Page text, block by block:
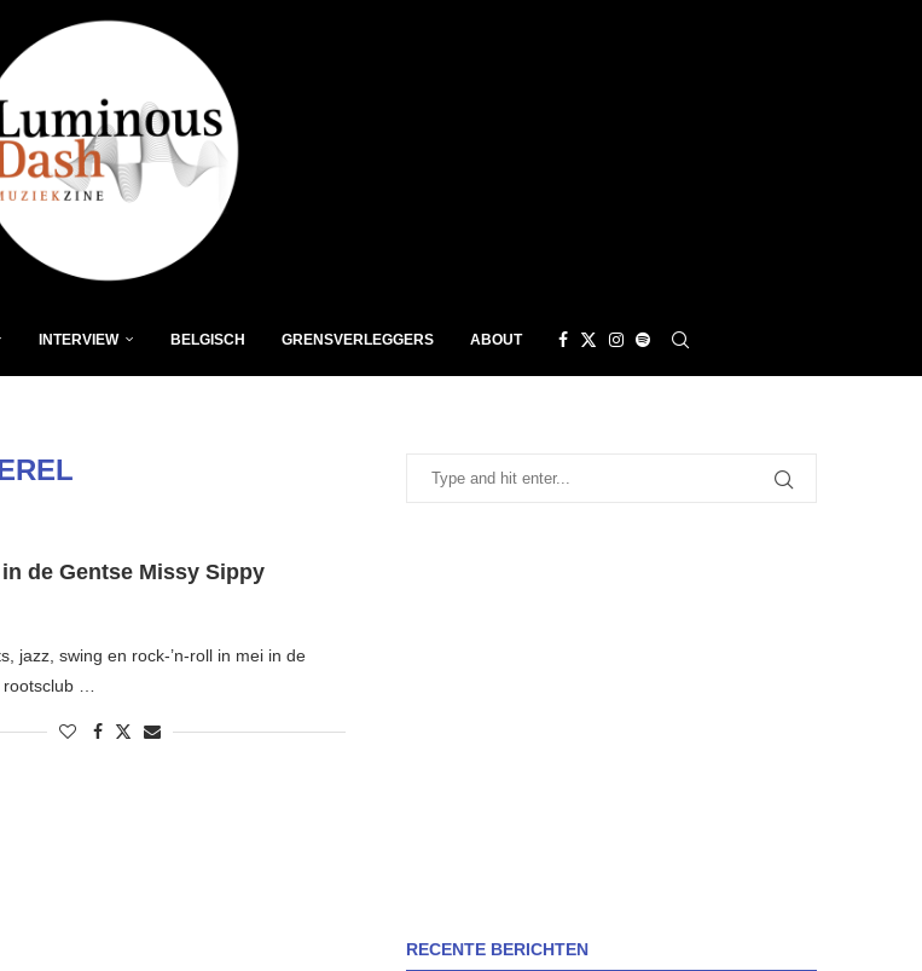
INTERVIEW BELGISCH GRENSVERLEGGERS ABOUT
in de Gentse Missy Sippy
jazz, swing en rock-’n-roll in mei in de
rootsclub …
RECENTE BERICHTEN